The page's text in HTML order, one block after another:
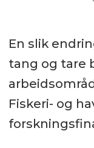
En slik
tang og tare
Fiskeri- og